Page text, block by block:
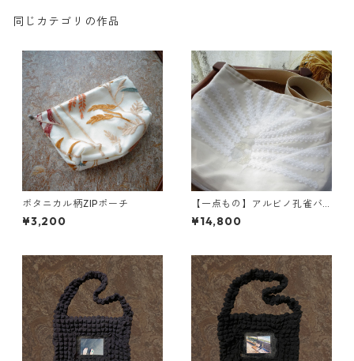
同じカテゴリの作品
ボタニカル柄ZIPポーチ
¥3,200
【一点もの】アルビノ孔雀バ
ッグ
¥14,800